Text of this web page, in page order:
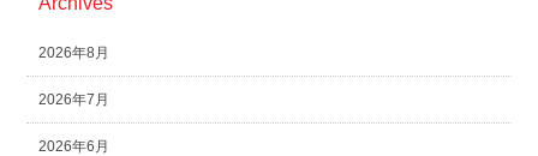
2026年8月
2026年7月
2026年6月